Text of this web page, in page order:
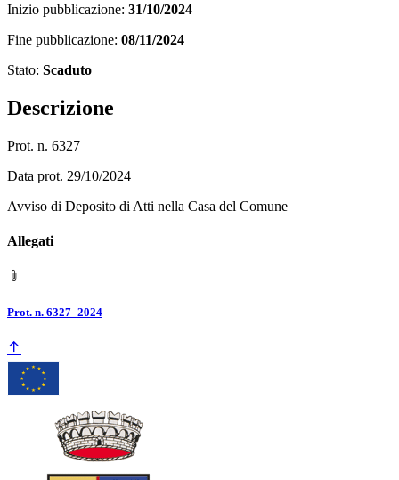
Inizio pubblicazione: 31/10/2024
Fine pubblicazione: 08/11/2024
Stato: Scaduto
Descrizione
Prot. n. 6327
Data prot. 29/10/2024
Avviso di Deposito di Atti nella Casa del Comune
Allegati
Prot. n. 6327_2024